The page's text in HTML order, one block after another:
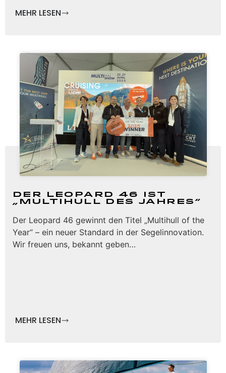
MEHR LESEN
Der Leopard 46 ist
„Multihull des Jahres“
Der Leopard 46 gewinnt den Titel „Multihull of the
Year“ – ein neuer Standard in der Segelinnovation.
Wir freuen uns, bekannt geben…
MEHR LESEN